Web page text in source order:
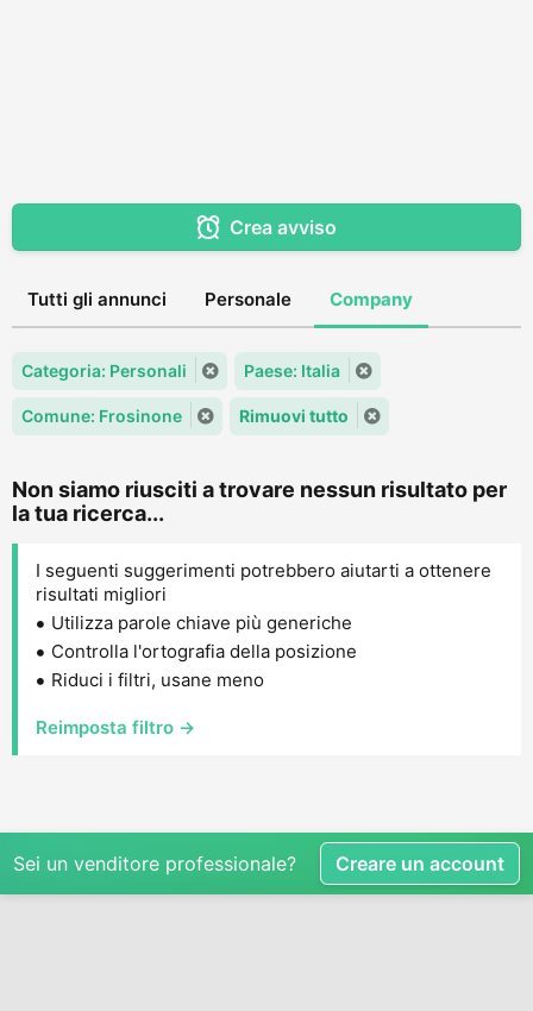
Crea avviso
Tutti gli annunci Personale Company
Categoria: Personali Paese: Italia
Comune: Frosinone Rimuovi tutto
Non siamo riusciti a trovare nessun risultato per
la tua ricerca...
I seguenti suggerimenti potrebbero aiutarti a ottenere
risultati migliori
Utilizza parole chiave più generiche
Controlla l'ortografia della posizione
Riduci i filtri, usane meno
Reimposta filtro →
Sei un venditore professionale? Creare un account